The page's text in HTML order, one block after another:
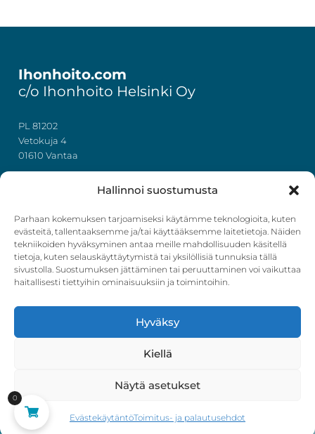
Hallinnoi suostumusta
Parhaan kokemuksen tarjoamiseksi käytämme teknologioita, kuten
evästeitä, tallentaaksemme ja/tai käyttääksemme laitetietoja. Näiden
tekniikoiden hyväksyminen antaa meille mahdollisuuden käsitellä
tietoja, kuten selauskäyttäytymistä tai yksilöllisiä tunnuksia tällä
sivustolla. Suostumuksen jättäminen tai peruuttaminen voi vaikuttaa
haitallisesti tiettyihin ominaisuuksiin ja toimintoihin.
Hyväksy
Kiellä
Näytä asetukset
EvästekäytäntöToimitus- ja palautusehdot
Ihonhoito.com
c/o Ihonhoito Helsinki Oy
PL 81202
Vetokuja 4
01610 Vantaa
info@ihonhoito.com
Facebook Instagram
Verkkokauppa
0